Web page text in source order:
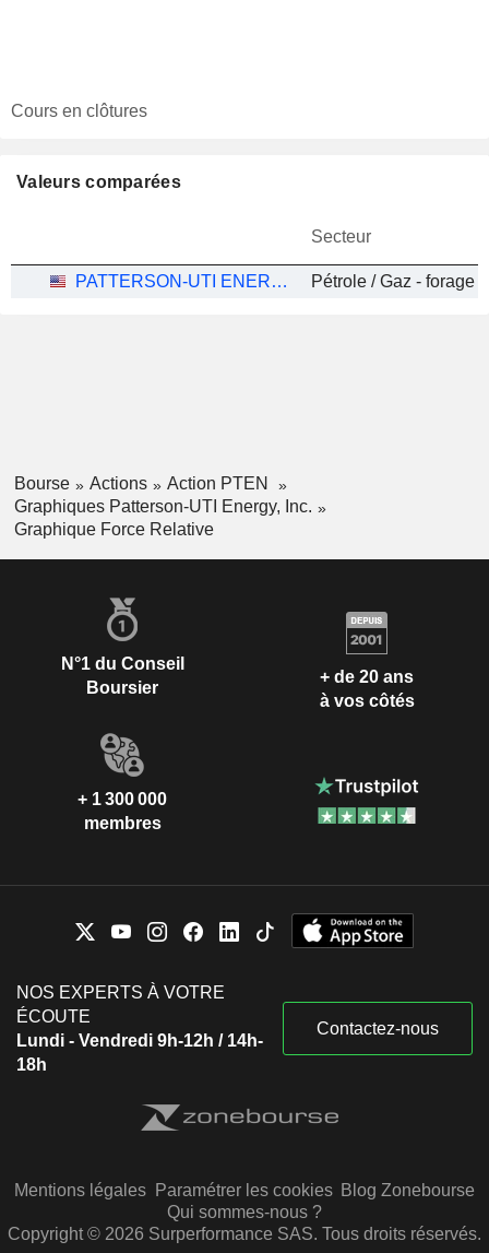
Cours en clôtures
Valeurs comparées
Secteur
PATTERSON-UTI ENERGY, INC. Pétrole / Gaz - forage -
Bourse Actions
Action PTEN
Graphiques Patterson-UTI Energy, Inc.
Graphique Force Relative
N°1 du Conseil
Boursier
+ de 20 ans
à vos côtés
+ 1 300 000
membres
NOS EXPERTS À VOTRE
ÉCOUTE
Lundi - Vendredi 9h-12h / 14h-
18h
Contactez-nous
Mentions légales Paramétrer les cookies Blog Zonebourse
Qui sommes-nous ?
Copyright © 2026 Surperformance SAS. Tous droits réservés.